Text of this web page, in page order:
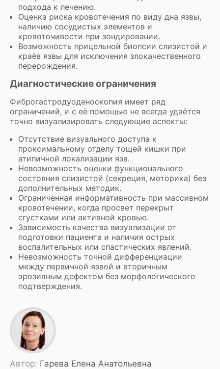
подхода к лечению.
Оценка риска кровотечения по виду дна язвы,
наличию сосудистых элементов и
кровоточивости при зондировании.
Возможность прицельной биопсии слизистой и
краёв язвы для исключения злокачественного
перерождения.
Диагностические ограничения
Фиброгастродуоденоскопия имеет ряд
ограничений, и с её помощью не всегда удаётся
точно визуализировать следующие аспекты:
Отсутствие визуального доступа к
проксимальному отделу тощей кишки при
атипичной локализации язв.
Невозможность оценки функционального
состояния слизистой (секреция, моторика) без
дополнительных методик.
Ограниченная информативность при массивном
кровотечении, когда просвет перекрыт
сгустками или активной кровью.
Зависимость качества визуализации от
подготовки пациента и наличия острых
воспалительных или спастических явлений.
Невозможность точной дифференциации
между первичной язвой и вторичным
эрозивным дефектом без морфологического
подтверждения.
Автор: Гарева Елена Анатольевна